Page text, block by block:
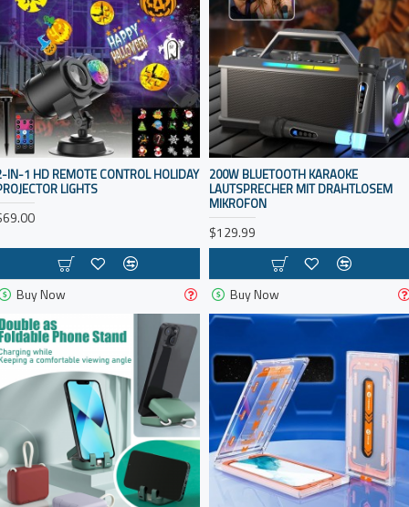
IN-1 HD REMOTE CONTROL HOLIDAY
LIGHTS
Buy Now
200W BLUETOOTH KARAOKE
LAUTSPRECHER MIT DRAHTLOSEM
MIKROFON
$129.99
Buy Now